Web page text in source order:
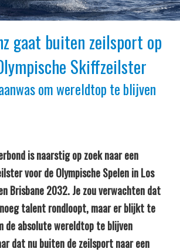
gaat buiten zeilsport op
Skiffzeilster
om wereldtop te blijven
is naarstig op zoek naar een
voor de Olympische Spelen in Los
Brisbane 2032. Je zou verwachten dat
talent rondloopt, maar er blijkt te
de absolute wereldtop te blijven
dat nu buiten de zeilsport naar een